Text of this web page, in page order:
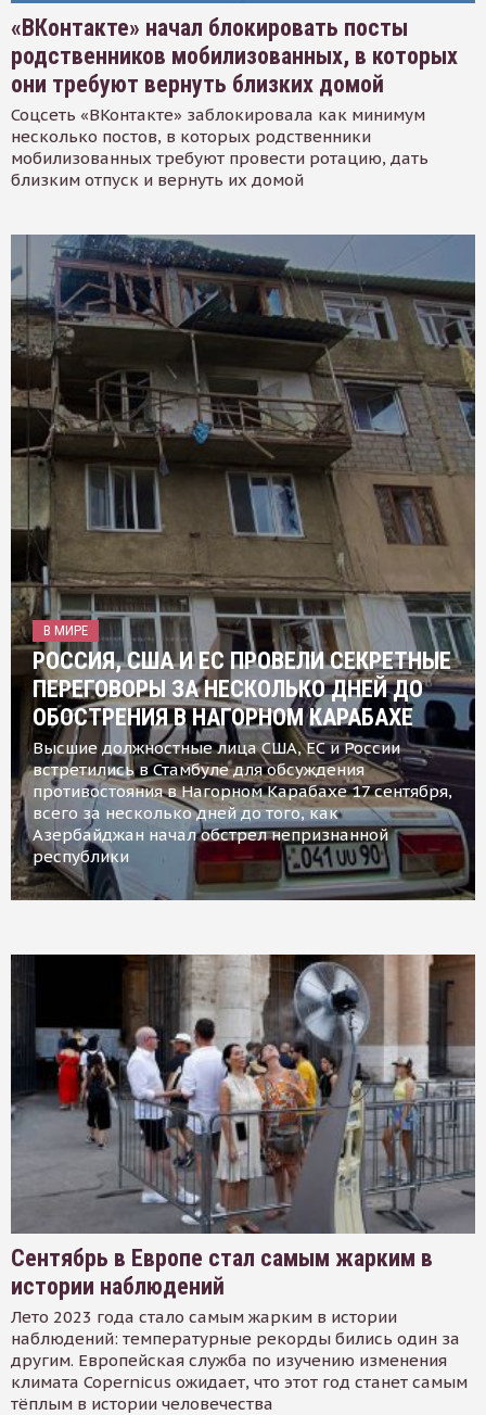
«ВКонтакте» начал блокировать посты
родственников мобилизованных, в которых
они требуют вернуть близких домой
Соцсеть «ВКонтакте» заблокировала как минимум
несколько постов, в которых родственники
мобилизованных требуют провести ротацию, дать
близким отпуск и вернуть их домой
В МИРЕ
РОССИЯ, США И ЕС ПРОВЕЛИ СЕКРЕТНЫЕ
ПЕРЕГОВОРЫ ЗА НЕСКОЛЬКО ДНЕЙ ДО
ОБОСТРЕНИЯ В НАГОРНОМ КАРАБАХЕ
Высшие должностные лица США, ЕС и России
встретились в Стамбуле для обсуждения
противостояния в Нагорном Карабахе 17 сентября,
всего за несколько дней до того, как
Азербайджан начал обстрел непризнанной
республики
Сентябрь в Европе стал самым жарким в
истории наблюдений
Лето 2023 года стало самым жарким в истории
наблюдений: температурные рекорды бились один за
другим. Европейская служба по изучению изменения
климата Copernicus ожидает, что этот год станет самым
тёплым в истории человечества